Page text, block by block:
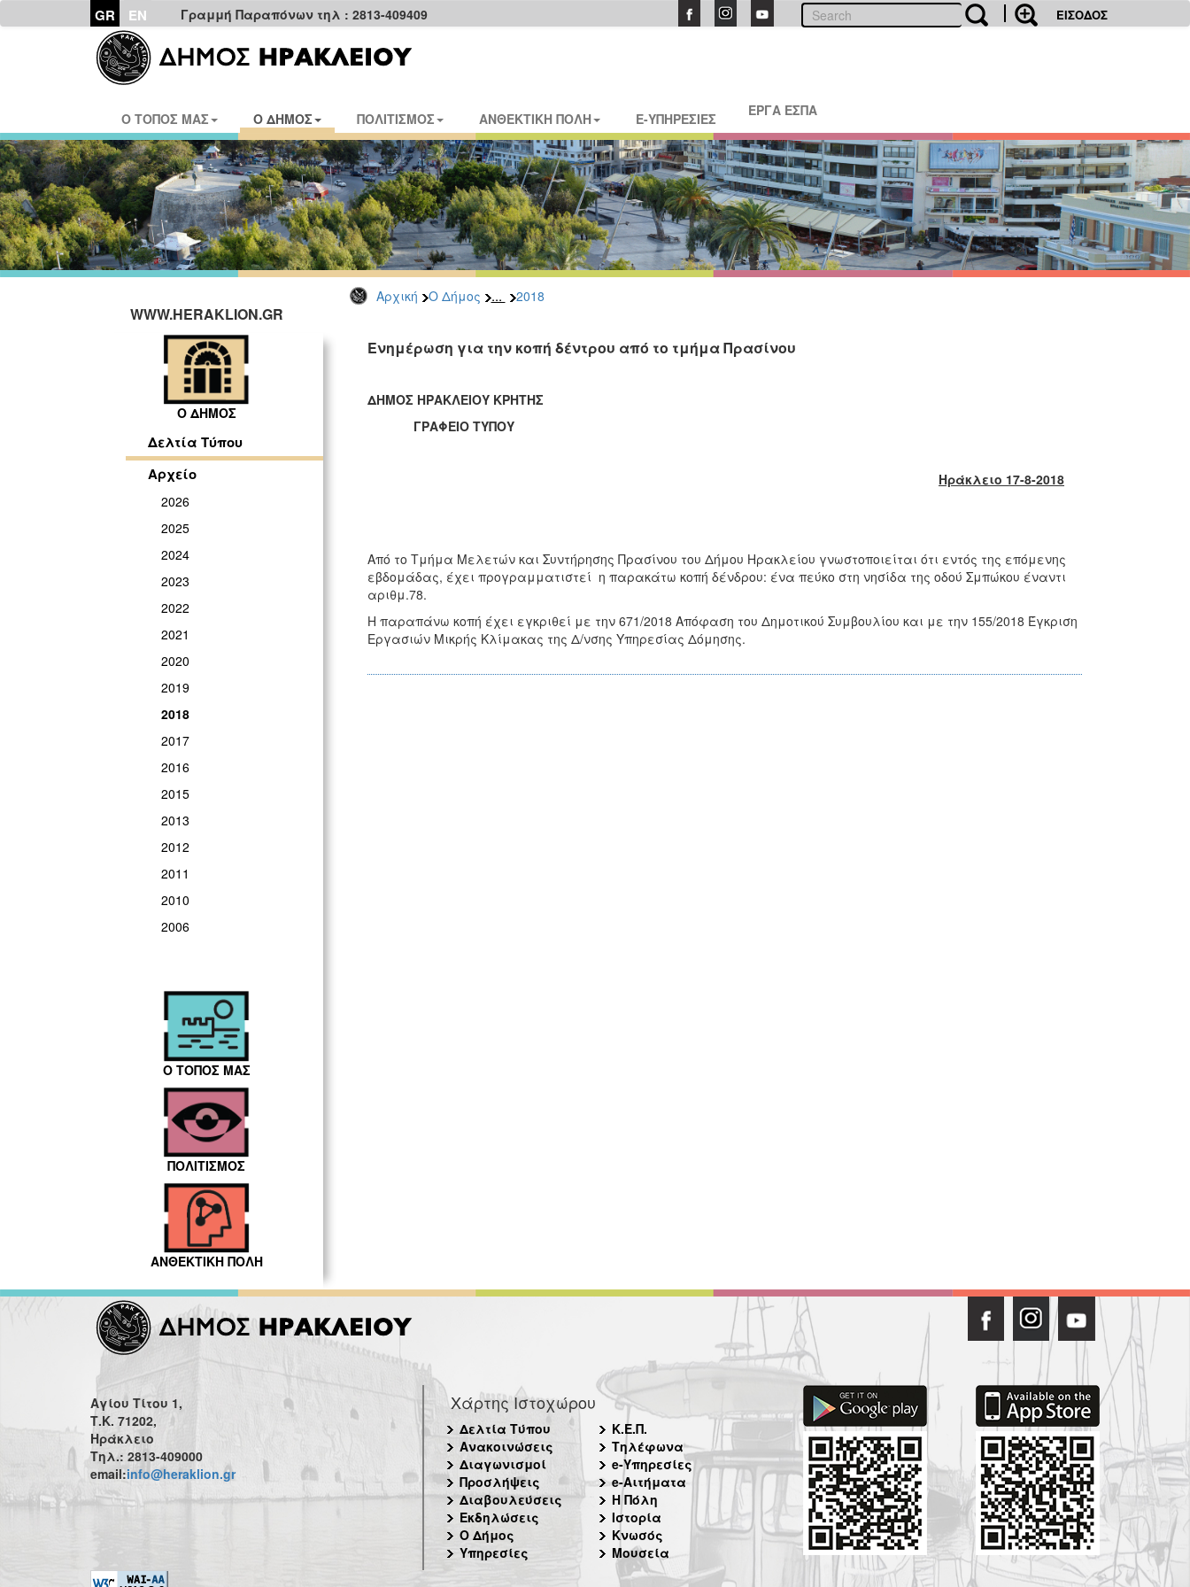
GR EN Γραμμή Παραπόνων τηλ : 2813-409409 ΕΙΣΟΔΟΣ
Ο ΤΟΠΟΣ ΜΑΣ Ο ΔΗΜΟΣ ΠΟΛΙΤΙΣΜΟΣ ΑΝΘΕΚΤΙΚΗ ΠΟΛΗ E-ΥΠΗΡΕΣΙΕΣ ΕΡΓΑ ΕΣΠΑ
Αρχική Ο Δήμος ... 2018
WWW.HERAKLION.GR
Ο ΔΗΜΟΣ
Δελτία Τύπου
Αρχείο
2026
2025
2024
2023
2022
2021
2020
2019
2018
2017
2016
2015
2013
2012
2011
2010
2006
Ο ΤΟΠΟΣ ΜΑΣ
ΠΟΛΙΤΙΣΜΟΣ
ΑΝΘΕΚΤΙΚΗ ΠΟΛΗ
Ενημέρωση για την κοπή δέντρου από το τμήμα Πρασίνου
ΔΗΜΟΣ ΗΡΑΚΛΕΙΟΥ ΚΡΗΤΗΣ
ΓΡΑΦΕΙΟ ΤΥΠΟΥ
Ηράκλειο 17-8-2018
Από τo Τμήμα Μελετών και Συντήρησης Πρασίνου του Δήμου Ηρακλείου γνωστοποιείται ότι εντός της επόμενης
εβδομάδας, έχει προγραμματιστεί η παρακάτω κοπή δένδρου: ένα πεύκο στη νησίδα της οδού Σμπώκου έναντι
αριθμ.78.
Η παραπάνω κοπή έχει εγκριθεί με την 671/2018 Απόφαση του Δημοτικού Συμβουλίου και με την 155/2018 Έγκριση
Εργασιών Μικρής Κλίμακας της Δ/νσης Υπηρεσίας Δόμησης.
Αγίου Τίτου 1,
Τ.Κ. 71202,
Ηράκλειο
Τηλ.: 2813-409000
email:info@heraklion.gr
Χάρτης Ιστοχώρου
Δελτία Τύπου
Ανακοινώσεις
Διαγωνισμοί
Προσλήψεις
Διαβουλεύσεις
Εκδηλώσεις
Ο Δήμος
Υπηρεσίες
Κ.Ε.Π.
Τηλέφωνα
e-Υπηρεσίες
e-Αιτήματα
Η Πόλη
Ιστορία
Κνωσός
Μουσεία